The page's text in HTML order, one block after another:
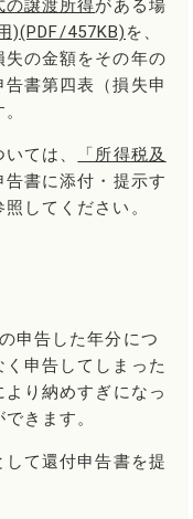
の譲渡所得がある場
)(PDF/457KB) を、
の金額をその年の
書第四表（損失申
ては、
「所得税及
告書に添付・提示す
してください。
申告した年分につ
申告してしまった
より納めすぎになっ
きます。
て還付申告書を提